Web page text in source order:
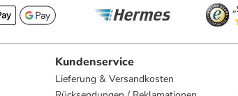
Kundenservice
Lieferung & Versandkosten